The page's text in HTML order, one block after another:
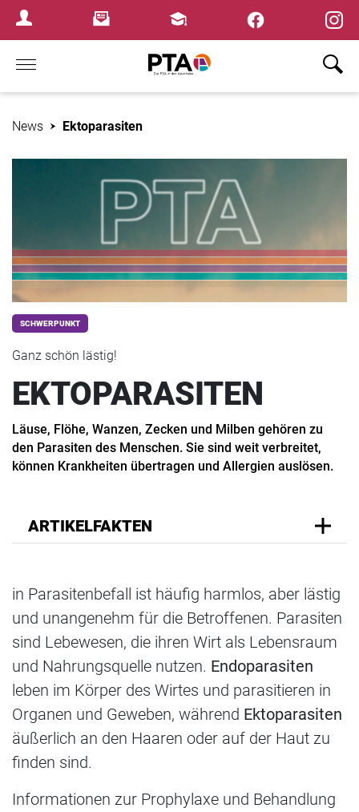
Login MenuNewsletterFortbildungen
Home
News Ektoparasiten
SCHWERPUNKT
Ganz schön lästig!
EKTOPARASITEN
Läuse, Flöhe, Wanzen, Zecken und Milben gehören zu
den Parasiten des Menschen. Sie sind weit verbreitet,
können Krankheiten übertragen und Allergien auslösen.
ARTIKELFAKTEN
in Parasitenbefall ist häufig harmlos, aber lästig
und unangenehm für die Betroffenen. Parasiten
sind Lebewesen, die ihren Wirt als Lebensraum
und Nahrungsquelle nutzen. Endoparasiten
leben im Körper des Wirtes und parasitieren in
Organen und Geweben, während Ektoparasiten
äußerlich an den Haaren oder auf der Haut zu
finden sind.
Informationen zur Prophylaxe und Behandlung
×